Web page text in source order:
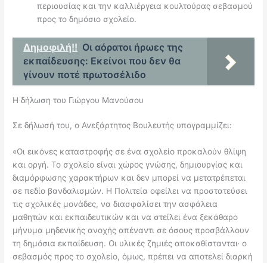
περιουσίας και την καλλιέργεια κουλτούρας σεβασμού
προς το δημόσιο σχολείο.
Δημοφιλή!! Οι αόρατοι ήρωες της
εκπαίδευσης: Εκείνοι που δεν θα
γίνουν ποτέ πρωτοσέλιδο
Η δήλωση του Γιώργου Μανούσου
Σε δήλωσή του, ο Ανεξάρτητος Βουλευτής υπογραμμίζει:
«Οι εικόνες καταστροφής σε ένα σχολείο προκαλούν θλίψη
και οργή. Το σχολείο είναι χώρος γνώσης, δημιουργίας και
διαμόρφωσης χαρακτήρων και δεν μπορεί να μετατρέπεται
σε πεδίο βανδαλισμών. Η Πολιτεία οφείλει να προστατεύσει
τις σχολικές μονάδες, να διασφαλίσει την ασφάλεια
μαθητών και εκπαιδευτικών και να στείλει ένα ξεκάθαρο
μήνυμα μηδενικής ανοχής απέναντι σε όσους προσβάλλουν
τη δημόσια εκπαίδευση. Οι υλικές ζημιές αποκαθίστανται· ο
σεβασμός προς το σχολείο, όμως, πρέπει να αποτελεί διαρκή